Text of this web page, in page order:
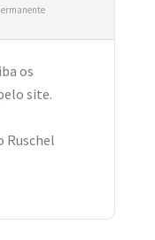
os
site.
Ruschel